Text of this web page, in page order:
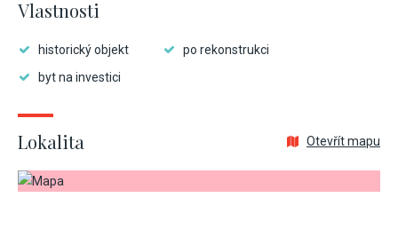
Vlastnosti
historický objekt
po rekonstrukci
byt na investici
Lokalita Otevřít mapu